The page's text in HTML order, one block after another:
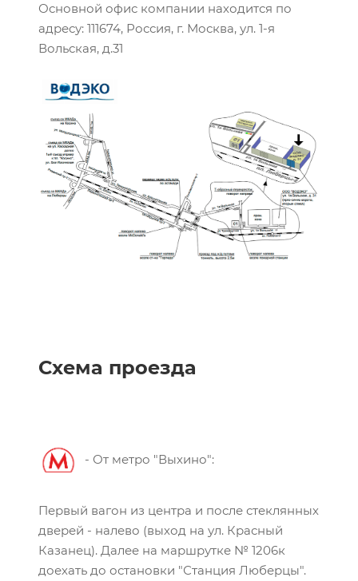
Основной офис компании находится по
адресу: 111674, Россия, г. Москва, ул. 1-я
Вольская, д.31
Схема проезда
- От метро "Выхино":
Первый вагон из центра и после стеклянных
дверей - налево (выход на ул. Красный
Казанец). Далее на маршрутке № 1206к
доехать до остановки "Станция Люберцы".